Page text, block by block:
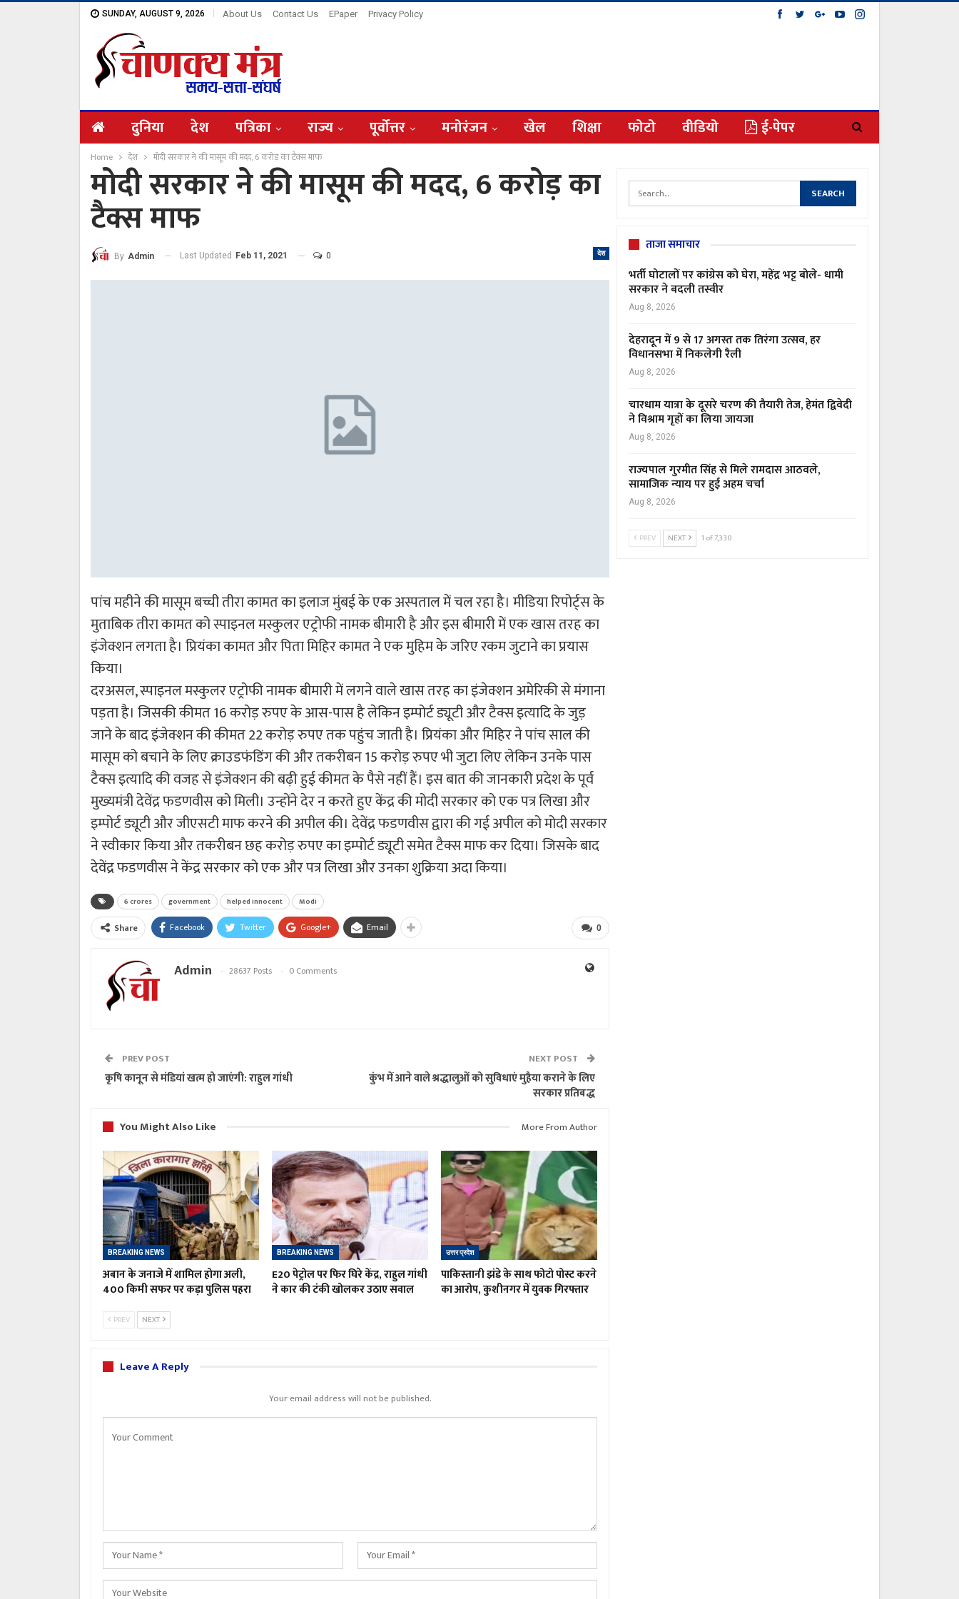
SUNDAY, AUGUST 9, 2026 About Us Contact Us EPaper Privacy Policy
दुनिया देश पत्रिका राज्य पूर्वोत्तर मनोरंजन खेल शिक्षा फोटो वीडियो ई-पेपर
Home देश मोदी सरकार ने की मासूम की मदद, 6 करोड़ का टैक्स माफ
मोदी सरकार ने की मासूम की मदद, 6 करोड़ का
टैक्स माफ
देश
By Admin Last Updated Feb 11, 2021 0
पांच महीने की मासूम बच्ची तीरा कामत का इलाज मुंबई के एक अस्पताल में चल रहा है। मीडिया रिपोर्ट्स के
मुताबिक तीरा कामत को स्पाइनल मस्कुलर एट्रोफी नामक बीमारी है और इस बीमारी में एक खास तरह का
इंजेक्शन लगता है। प्रियंका कामत और पिता मिहिर कामत ने एक मुहिम के जरिए रकम जुटाने का प्रयास
किया।
दरअसल, स्पाइनल मस्कुलर एट्रोफी नामक बीमारी में लगने वाले खास तरह का इंजेक्शन अमेरिकी से मंगाना
पड़ता है। जिसकी कीमत 16 करोड़ रुपए के आस-पास है लेकिन इम्पोर्ट ड्यूटी और टैक्स इत्यादि के जुड़
जाने के बाद इंजेक्शन की कीमत 22 करोड़ रुपए तक पहुंच जाती है। प्रियंका और मिहिर ने पांच साल की
मासूम को बचाने के लिए क्राउडफंडिंग की और तकरीबन 15 करोड़ रुपए भी जुटा लिए लेकिन उनके पास
टैक्स इत्यादि की वजह से इंजेक्शन की बढ़ी हुई कीमत के पैसे नहीं हैं। इस बात की जानकारी प्रदेश के पूर्व
मुख्यमंत्री देवेंद्र फडणवीस को मिली। उन्होंने देर न करते हुए केंद्र की मोदी सरकार को एक पत्र लिखा और
इम्‍पोर्ट ड्यूटी और जीएसटी माफ करने की अपील की। देवेंद्र फडणवीस द्वारा की गई अपील को मोदी सरकार
ने स्वीकार किया और तकरीबन छह करोड़ रुपए का इम्पोर्ट ड्यूटी समेत टैक्स माफ कर दिया। जिसके बाद
देवेंद्र फडणवीस ने केंद्र सरकार को एक और पत्र लिखा और उनका शुक्रिया अदा किया।
6 crores government helped innocent Modi
0
Share Facebook Twitter Google+ Email
Admin 28637 Posts 0 Comments
PREV POST
कृषि कानून से मंडियां खत्म हो जाएंगी: राहुल गांधी
NEXT POST
कुंभ में आने वाले श्रद्धालुओं को सुविधाएं मुहैया कराने के लिए
सरकार प्रतिबद्ध
You Might Also Like
More From Author
BREAKING NEWS
अबान के जनाजे में शामिल होगा अली,
400 किमी सफर पर कड़ा पुलिस पहरा
BREAKING NEWS
E20 पेट्रोल पर फिर घिरे केंद्र, राहुल गांधी
ने कार की टंकी खोलकर उठाए सवाल
उत्तर प्रदेश
पाकिस्तानी झंडे के साथ फोटो पोस्ट करने
का आरोप, कुशीनगर में युवक गिरफ्तार
PREV NEXT
Leave A Reply
Your email address will not be published.
ताजा समाचार
भर्ती घोटालों पर कांग्रेस को घेरा, महेंद्र भट्ट बोले- धामी
सरकार ने बदली तस्वीर
Aug 8, 2026
देहरादून में 9 से 17 अगस्त तक तिरंगा उत्सव, हर
विधानसभा में निकलेगी रैली
Aug 8, 2026
चारधाम यात्रा के दूसरे चरण की तैयारी तेज, हेमंत द्विवेदी
ने विश्राम गृहों का लिया जायजा
Aug 8, 2026
राज्यपाल गुरमीत सिंह से मिले रामदास आठवले,
सामाजिक न्याय पर हुई अहम चर्चा
Aug 8, 2026
PREV NEXT 1 of 7,330